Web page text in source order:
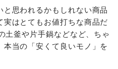
思われるかもしれない商品
はとてもお値打ちな商品だ
土釜や片手鍋などなど、ちゃ
当の「安くて良いモノ」を